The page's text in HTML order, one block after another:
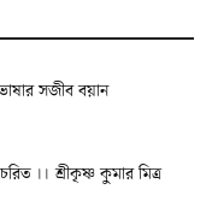
সজীব বয়ান
।। শ্রীকৃষ্ণ কুমার মিত্র